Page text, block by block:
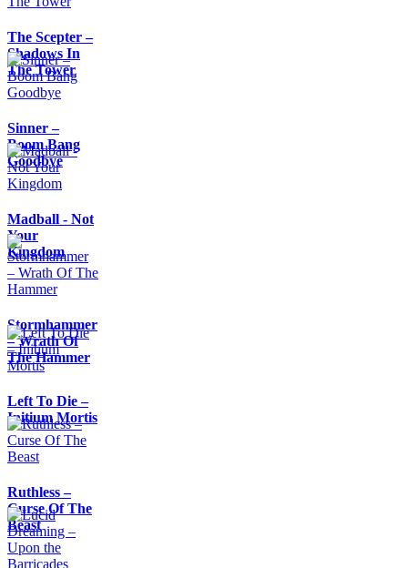
The Scepter –
Shadows In
The Tower
Sinner –
Boom Bang
Goodbye
Madball - Not
Your
Kingdom
Stormhammer
– Wrath Of
The Hammer
Left To Die –
Initium Mortis
Ruthless –
Curse Of The
Beast